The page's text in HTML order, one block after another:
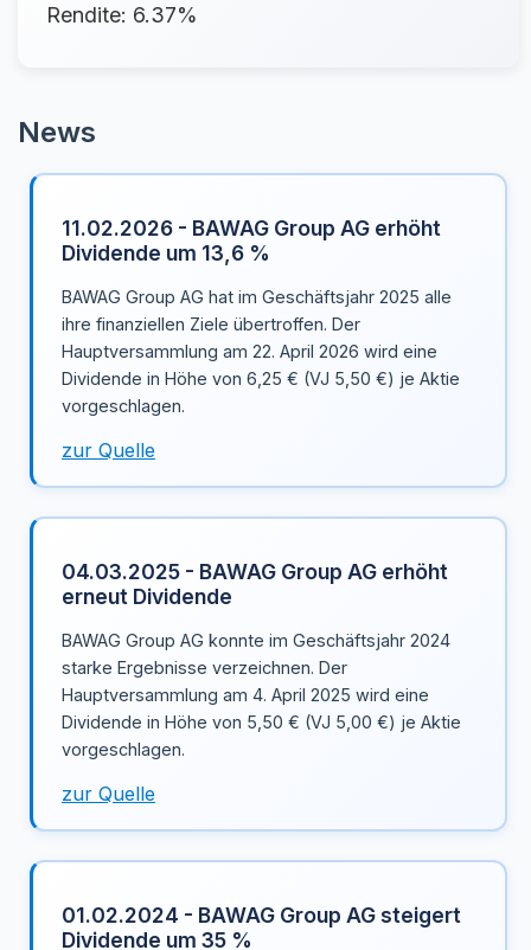
Rendite: 6.37%
News
11.02.2026 - BAWAG Group AG erhöht
Dividende um 13,6 %
BAWAG Group AG hat im Geschäftsjahr 2025 alle
ihre finanziellen Ziele übertroffen. Der
Hauptversammlung am 22. April 2026 wird eine
Dividende in Höhe von 6,25 € (VJ 5,50 €) je Aktie
vorgeschlagen.
zur Quelle
04.03.2025 - BAWAG Group AG erhöht
erneut Dividende
BAWAG Group AG konnte im Geschäftsjahr 2024
starke Ergebnisse verzeichnen. Der
Hauptversammlung am 4. April 2025 wird eine
Dividende in Höhe von 5,50 € (VJ 5,00 €) je Aktie
vorgeschlagen.
zur Quelle
01.02.2024 - BAWAG Group AG steigert
Dividende um 35 %